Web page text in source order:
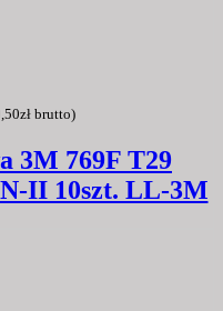
zł brutto)
3M 769F T29
II 10szt. LL-3M